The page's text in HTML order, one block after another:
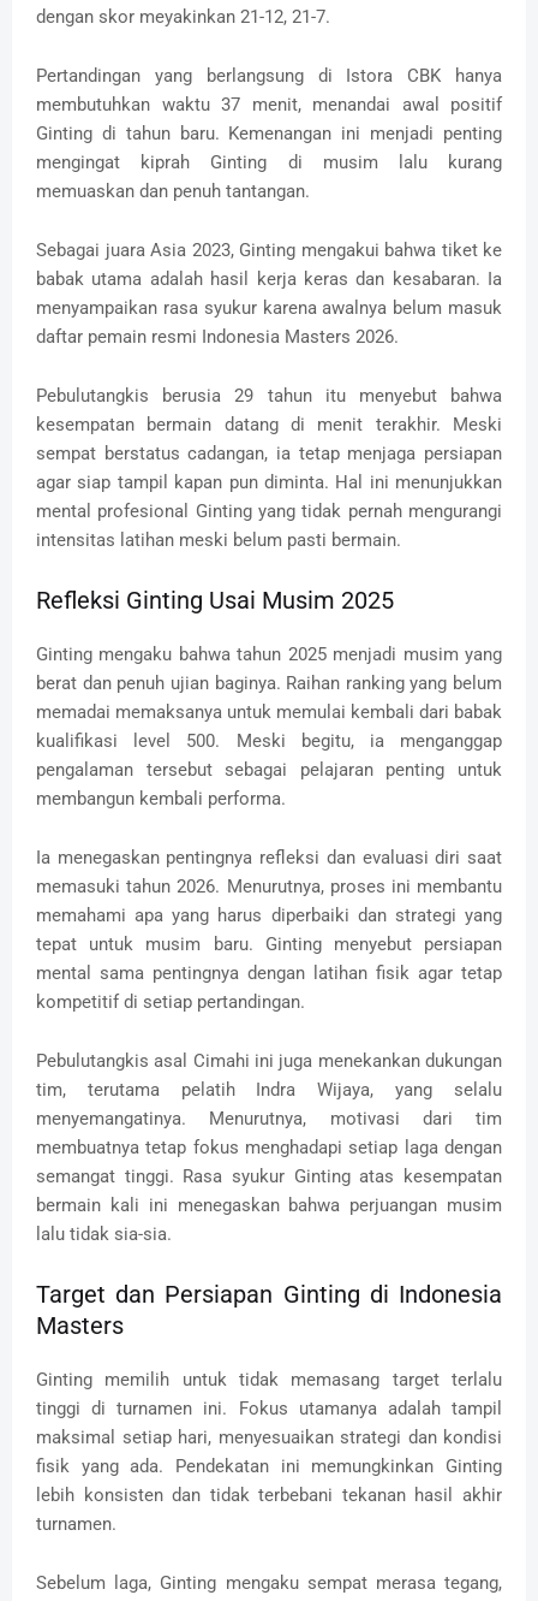
dengan skor meyakinkan 21-12, 21-7.
Pertandingan yang berlangsung di Istora CBK hanya
membutuhkan waktu 37 menit, menandai awal positif
Ginting di tahun baru. Kemenangan ini menjadi penting
mengingat kiprah Ginting di musim lalu kurang
memuaskan dan penuh tantangan.
Sebagai juara Asia 2023, Ginting mengakui bahwa tiket ke
babak utama adalah hasil kerja keras dan kesabaran. Ia
menyampaikan rasa syukur karena awalnya belum masuk
daftar pemain resmi Indonesia Masters 2026.
Pebulutangkis berusia 29 tahun itu menyebut bahwa
kesempatan bermain datang di menit terakhir. Meski
sempat berstatus cadangan, ia tetap menjaga persiapan
agar siap tampil kapan pun diminta. Hal ini menunjukkan
mental profesional Ginting yang tidak pernah mengurangi
intensitas latihan meski belum pasti bermain.
Refleksi Ginting Usai Musim 2025
Ginting mengaku bahwa tahun 2025 menjadi musim yang
berat dan penuh ujian baginya. Raihan ranking yang belum
memadai memaksanya untuk memulai kembali dari babak
kualifikasi level 500. Meski begitu, ia menganggap
pengalaman tersebut sebagai pelajaran penting untuk
membangun kembali performa.
Ia menegaskan pentingnya refleksi dan evaluasi diri saat
memasuki tahun 2026. Menurutnya, proses ini membantu
memahami apa yang harus diperbaiki dan strategi yang
tepat untuk musim baru. Ginting menyebut persiapan
mental sama pentingnya dengan latihan fisik agar tetap
kompetitif di setiap pertandingan.
Pebulutangkis asal Cimahi ini juga menekankan dukungan
tim, terutama pelatih Indra Wijaya, yang selalu
menyemangatinya. Menurutnya, motivasi dari tim
membuatnya tetap fokus menghadapi setiap laga dengan
semangat tinggi. Rasa syukur Ginting atas kesempatan
bermain kali ini menegaskan bahwa perjuangan musim
lalu tidak sia-sia.
Target dan Persiapan Ginting di Indonesia
Masters
Ginting memilih untuk tidak memasang target terlalu
tinggi di turnamen ini. Fokus utamanya adalah tampil
maksimal setiap hari, menyesuaikan strategi dan kondisi
fisik yang ada. Pendekatan ini memungkinkan Ginting
lebih konsisten dan tidak terbebani tekanan hasil akhir
turnamen.
Sebelum laga, Ginting mengaku sempat merasa tegang,